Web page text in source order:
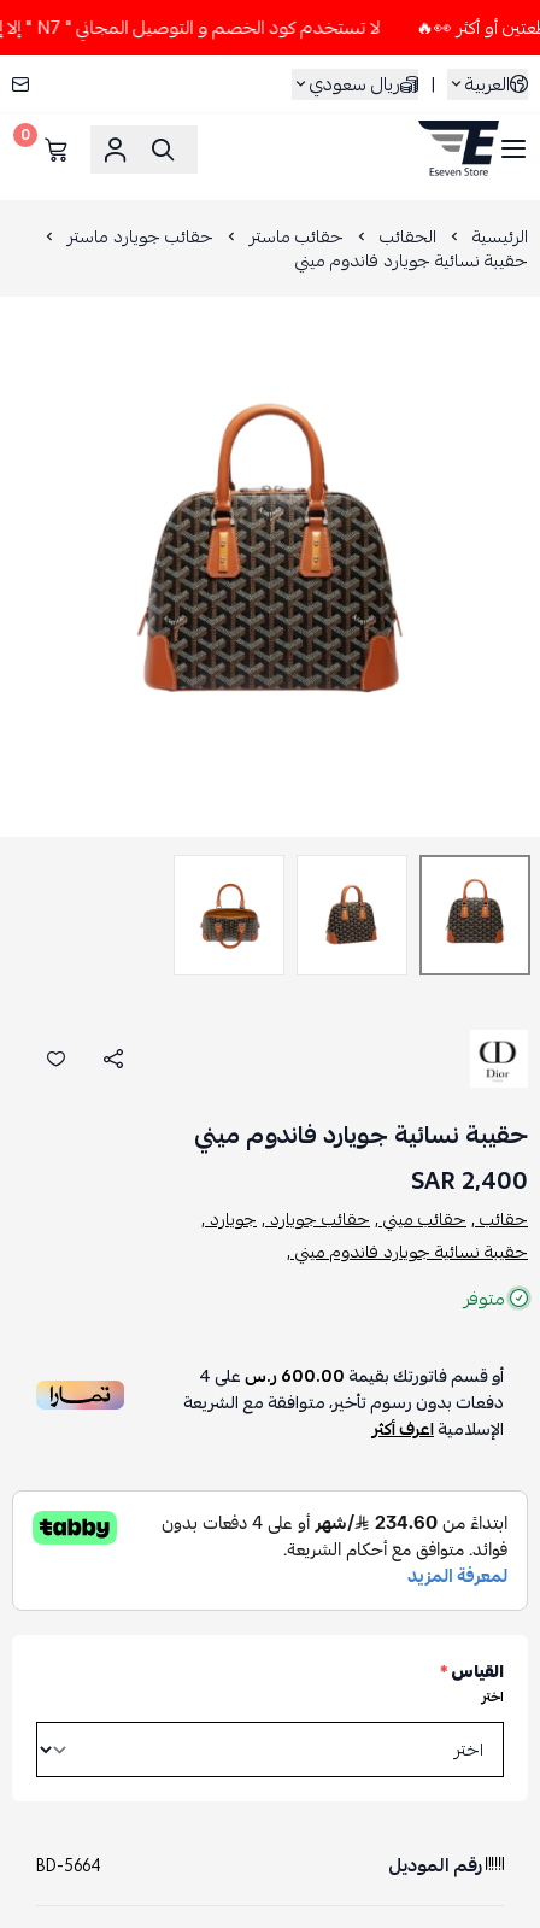
لا تستخدم كود الخصم و التوصيل المجاني " N7 " إلا إذا طلبت قطعتين أو أكثر 👀🔥
العربية
| ريال سعودي
ESEVEN STORE
0
الرئيسية الحقائب حقائب ماستر حقائب جويارد ماستر
حقيبة نسائية جويارد فاندوم ميني
حقيبة نسائية جويارد فاندوم ميني
2,400 SAR
حقائب ,حقائب ميني ,حقائب جويارد ,جويارد ,
حقيبة نسائية جويارد فاندوم ميني ,
متوفر
أو قسم فاتورتك بقيمة600.00 ر.س على4
دفعات بدون رسوم تأخير، متوافقة مع الشريعة
الإسلاميةاعرف أكثر
القياس*
اختر
رقم الموديل BD-5664